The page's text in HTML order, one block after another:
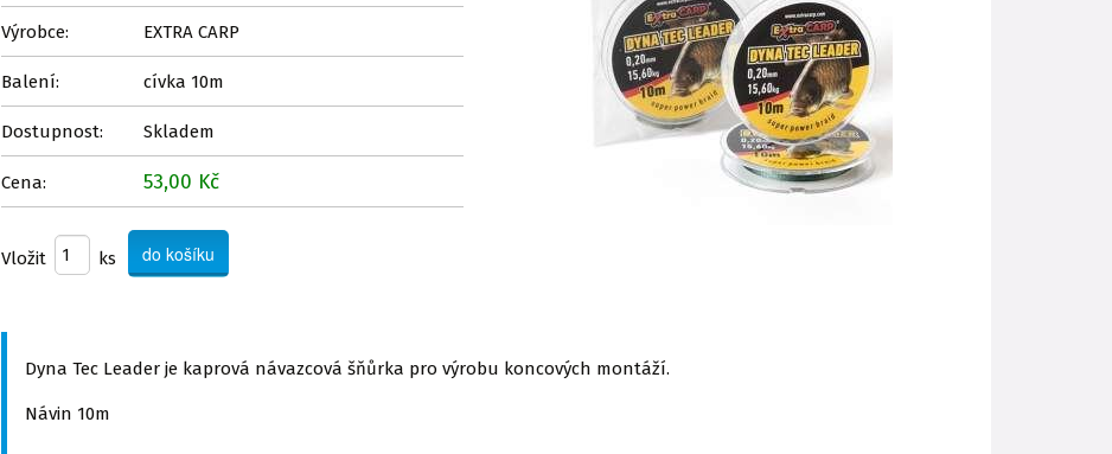
Výrobce: EXTRA CARP
Balení: cívka 10m
Dostupnost: Skladem
Cena: 53,00 Kč
Vložit ks
Dyna Tec Leader je kaprová návazcová šňůrka pro výrobu koncových montáží.
Návin 10m